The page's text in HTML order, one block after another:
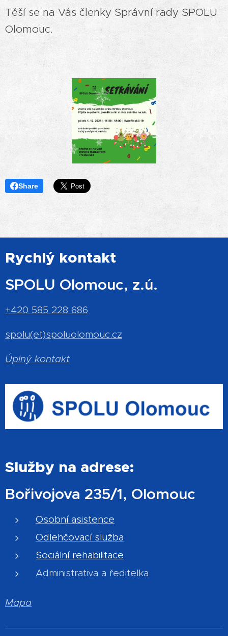
Těší se na Vás členky Správní rady SPOLU
Olomouc.
Share
Rychlý kontakt
SPOLU Olomouc, z.ú.
+420 585 228 686
spolu(et)spoluolomouc.cz
Úplný kontakt
Služby na adrese:
Bořivojova 235/1, Olomouc
Osobní asistence
Odlehčovací služba
Sociální rehabilitace
Administrativa a ředitelka
Mapa